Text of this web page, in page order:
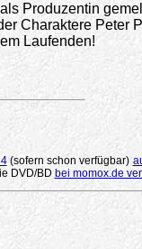
Produzentin
Charaktere Peter
Laufenden!
(sofern schon verfügbar)
DVD/BD bei momox.de